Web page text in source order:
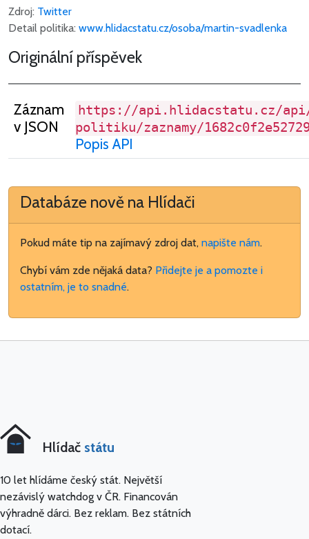
Zdroj: Twitter
Detail politika: www.hlidacstatu.cz/osoba/martin-svadlenka
Originální příspěvek
Záznam
v JSON
https://api.hlidacstatu.cz/
politiku/zaznamy/
Popis API
Databáze nově na Hlídači
Pokud máte tip na zajímavý zdroj dat, napište nám.
Chybí vám zde nějaká data? Přidejte je a pomozte i
ostatním, je to snadné.
Hlídač státu
10 let hlídáme český stát. Největší
nezávislý watchdog v ČR. Financován
výhradně dárci. Bez reklam. Bez státních
dotací.